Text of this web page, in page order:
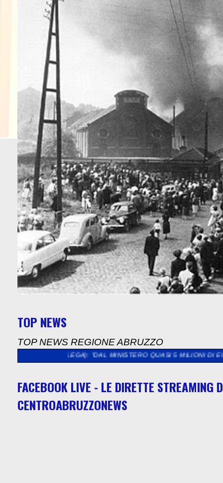
TOP NEWS
TOP NEWS REGIONE ABRUZZO
(LEGA): "DAL MINISTERO QUASI 5 MILIONI DI EURO PER
FACEBOOK LIVE - LE DIRETTE STREAMING
CENTROABRUZZONEWS